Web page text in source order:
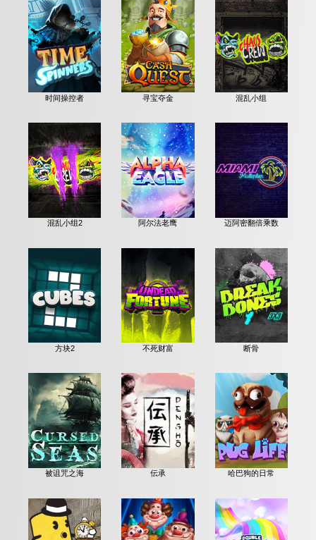
时间操控者 寻宝夺金 混乱小组
混乱小组2 阿尔法老鹰 迈阿密翻倍乘数
方块2 不死财富 断骨
被诅咒之海 伝承 哈巴狗的日常